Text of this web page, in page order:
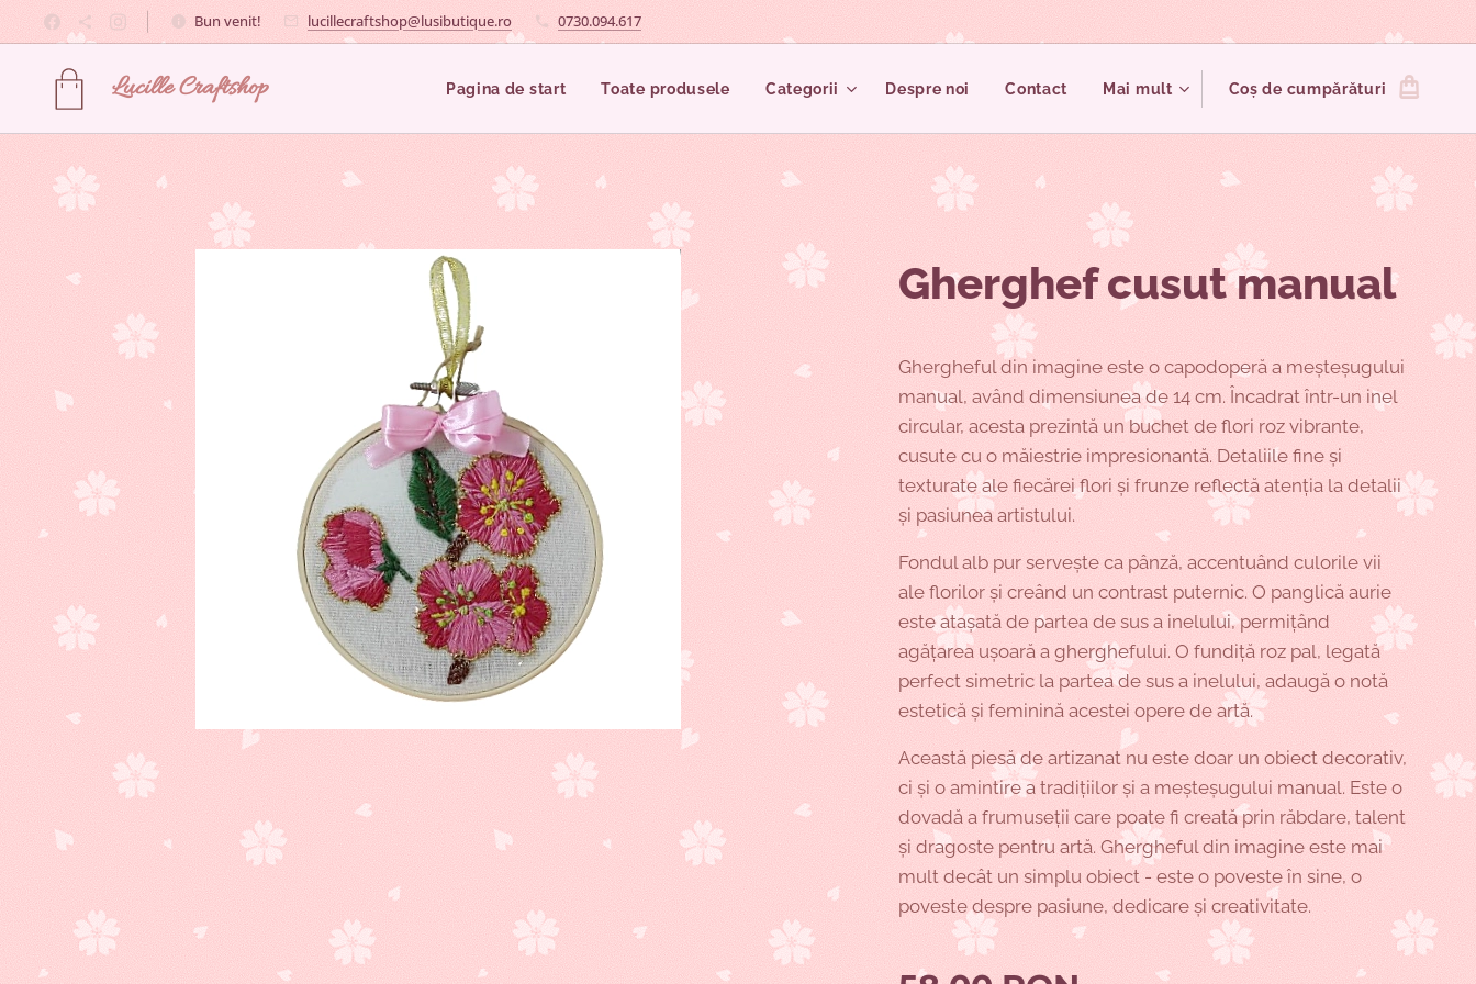
Bun venit! lucillecraftshop@lusibutique.ro 0730.094.617
LucilleCraftshop Pagina de start Toate produsele Categorii Despre noi Contact Mai mult Coș de cumpărături
Gherghef cusut manual
Ghergheful din imagine este o capodoperă a meșteșugului
manual, având dimensiunea de 14 cm. Încadrat într-un inel
circular, acesta prezintă un buchet de flori roz vibrante,
cusute cu o măiestrie impresionantă. Detaliile fine și
texturate ale fiecărei flori și frunze reflectă atenția la detalii
și pasiunea artistului.
Fondul alb pur servește ca pânză, accentuând culorile vii
ale florilor și creând un contrast puternic. O panglică aurie
este atașată de partea de sus a inelului, permițând
agățarea ușoară a gherghefului. O fundiță roz pal, legată
perfect simetric la partea de sus a inelului, adaugă o notă
estetică și feminină acestei opere de artă.
Această piesă de artizanat nu este doar un obiect decorativ,
ci și o amintire a tradițiilor și a meșteșugului manual. Este o
dovadă a frumuseții care poate fi creată prin răbdare, talent
și dragoste pentru artă. Ghergheful din imagine este mai
mult decât un simplu obiect - este o poveste în sine, o
poveste despre pasiune, dedicare și creativitate.